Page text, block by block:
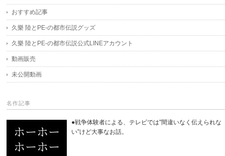
おすすめ記事
久樂 陸とPE-の都市伝説グッズ
久樂 陸とPE-の都市伝説公式LINEアカウント
動画販売
未公開動画
名作記事
●戦争体験者による、テレビでは”間違いなく伝えられな
い”けど大事なお話。